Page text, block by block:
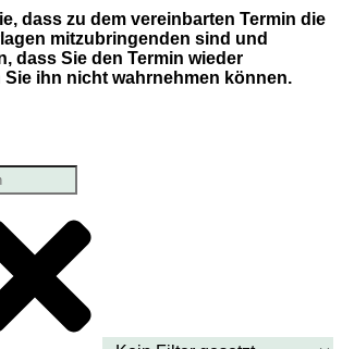
dass zu dem vereinbarten Termin die
mitzubringenden sind und
dass Sie den Termin wieder
ihn nicht wahrnehmen können.